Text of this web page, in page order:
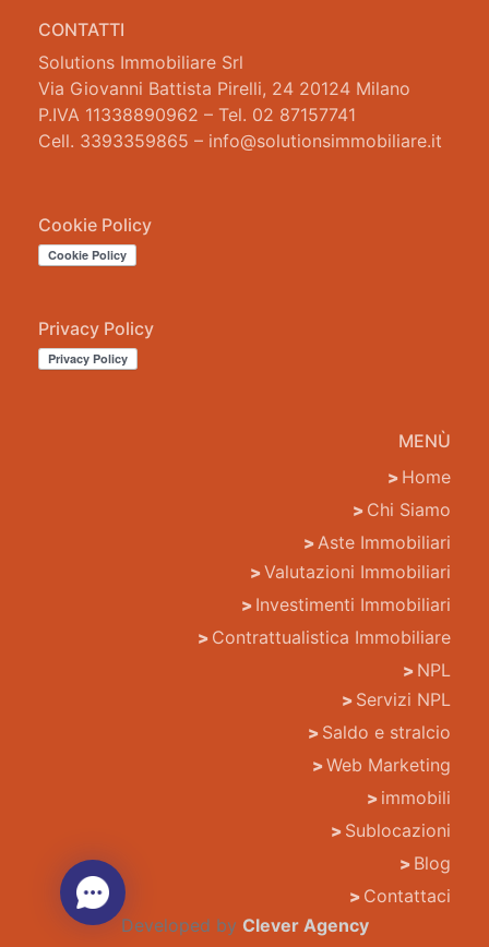
CONTATTI
Solutions Immobiliare Srl
Via Giovanni Battista Pirelli, 24 20124 Milano
P.IVA 11338890962 – Tel. 02 87157741
Cell. 3393359865 – info@solutionsimmobiliare.it
Cookie Policy
Privacy Policy
MENÙ
Home
Chi Siamo
Aste Immobiliari
Valutazioni Immobiliari
Investimenti Immobiliari
Contrattualistica Immobiliare
NPL
Servizi NPL
Saldo e stralcio
Web Marketing
immobili
Sublocazioni
Blog
Contattaci
Developed by Clever Agency